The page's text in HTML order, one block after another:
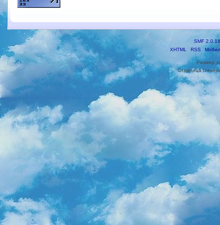
SMF 2.0.18
XHTML
RSS
Размер
Страница